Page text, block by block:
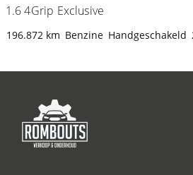
1.6 4Grip Exclusive
196.872 km Benzine Handgeschakeld